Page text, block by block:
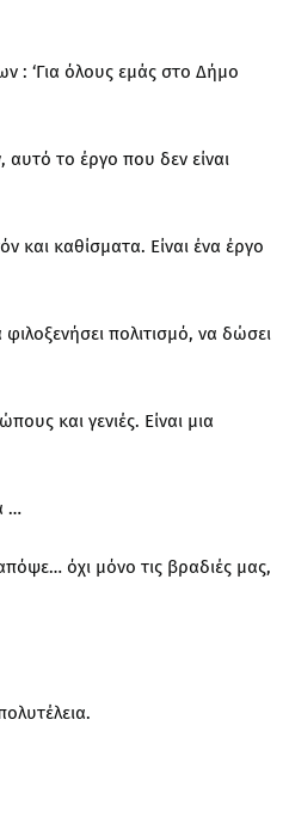
: ‘Για όλους εμάς στο Δήμο
το έργο που δεν είναι
και καθίσματα. Είναι ένα έργο
πολιτισμό, να δώσει
και γενιές. Είναι μια
…
όχι μόνο τις βραδιές μας,